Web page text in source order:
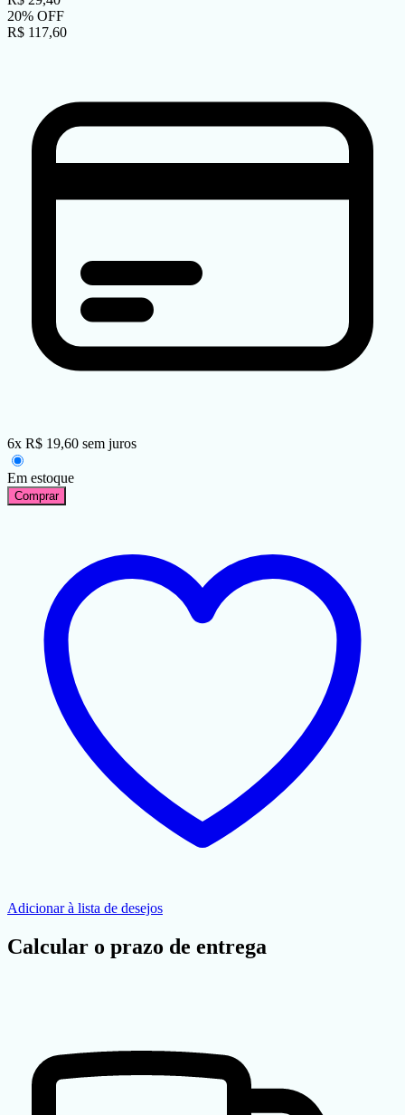
20% OFF
R$ 117,60
6x R$ 19,60 sem juros
Em estoque
Comprar
Adicionar à lista de desejos
Calcular o prazo de entrega